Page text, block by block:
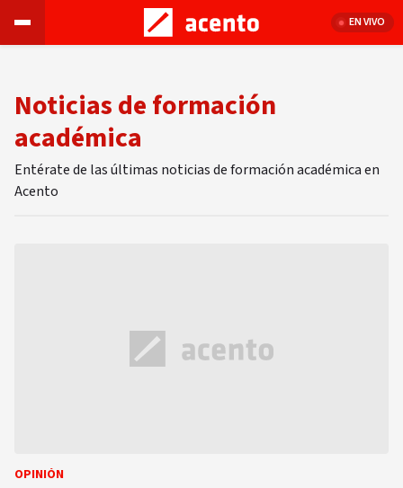
EN VIVO
Noticias de formación
académica
Entérate de las últimas noticias de formación académica en
Acento
OPINIÓN